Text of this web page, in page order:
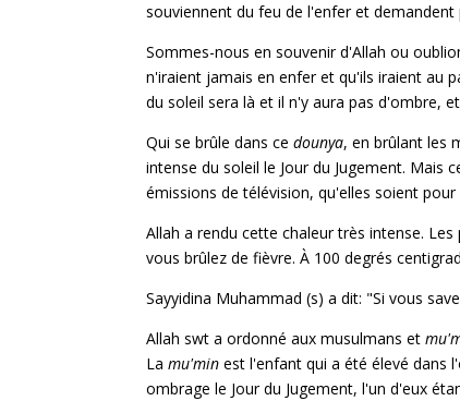
souviennent du feu de l'enfer et
Sommes-nous en souvenir d'Allah ou
n'iraient jamais en enfer et qu'ils iraient au
du soleil sera là et il n'y aura pas d'ombre,
Qui se brûle dans cedounya, en brûlant les
intense du soleil le Jour du Jugement. Mais
émissions de télévision, qu'elles soient
Allah a rendu cette chaleur très intense.
vous brûlez de fièvre. À 100 degrés
Sayyidina Muhammad (s) a dit: "Si vous
Allah swt a ordonné aux musulmans et
Lamu'min est l'enfant qui a été élevé dans
ombrage le Jour du Jugement, l'un d'eux